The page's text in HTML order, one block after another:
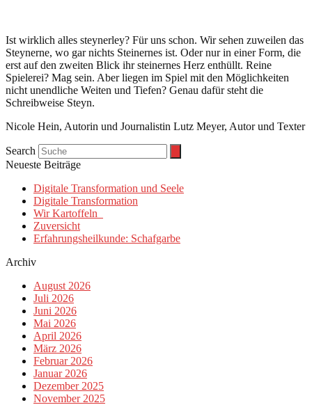
Ist wirklich alles steynerley? Für uns schon. Wir sehen zuweilen das
Steynerne, wo gar nichts Steinernes ist. Oder nur in einer Form, die
erst auf den zweiten Blick ihr steinernes Herz enthüllt. Reine
Spielerei? Mag sein. Aber liegen im Spiel mit den Möglichkeiten
nicht unendliche Weiten und Tiefen? Genau dafür steht die
Schreibweise Steyn.
Nicole Hein, Autorin und Journalistin Lutz Meyer, Autor und Texter
Search
Neueste Beiträge
Digitale Transformation und Seele
Digitale Transformation
Wir Kartoffeln
Zuversicht
Erfahrungsheilkunde: Schafgarbe
Archiv
August 2026
Juli 2026
Juni 2026
Mai 2026
April 2026
März 2026
Februar 2026
Januar 2026
Dezember 2025
November 2025